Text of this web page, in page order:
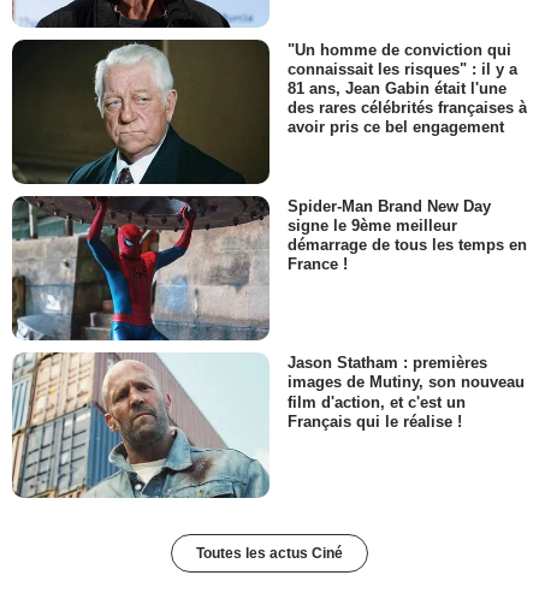
"Un homme de conviction qui
connaissait les risques" : il y a
81 ans, Jean Gabin était l'une
des rares célébrités françaises à
avoir pris ce bel engagement
Spider-Man Brand New Day
signe le 9ème meilleur
démarrage de tous les temps en
France !
Jason Statham : premières
images de Mutiny, son nouveau
film d'action, et c'est un
Français qui le réalise !
Toutes les actus Ciné